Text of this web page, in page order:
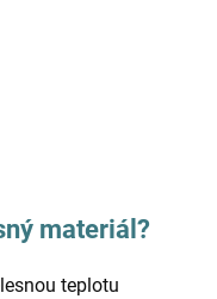
materiál?
teplotu